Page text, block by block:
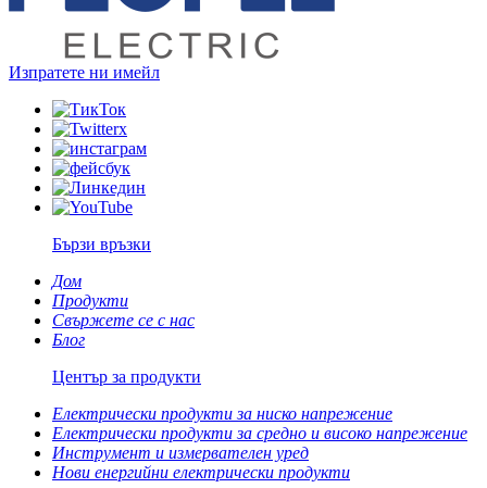
Изпратете ни имейл
Бързи връзки
Дом
Продукти
Свържете се с нас
Блог
Център за продукти
Електрически продукти за ниско напрежение
Електрически продукти за средно и високо напрежение
Инструмент и измервателен уред
Нови енергийни електрически продукти